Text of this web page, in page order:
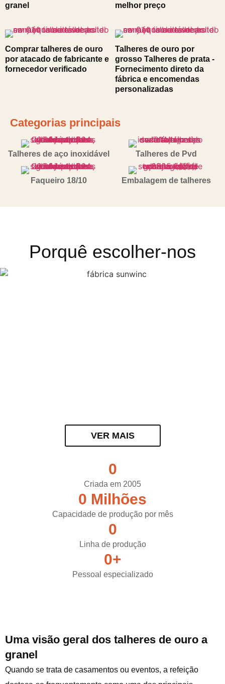
granel melhor preço
Comprar talheres de ouro
por atacado de fabricante e
fornecedor verificado
Talheres de ouro por
grosso Talheres de prata -
Fornecimento direto da
fábrica e encomendas
personalizadas
Categorias principais
Talheres de aço inoxidável Talheres de Pvd
Faqueiro 18/10 Embalagem de talheres
Porquê escolher-nos
VER MAIS
Criada em 2005
0
Capacidade de produção por mês
0 Milhões
Linha de produção
0
Pessoal especializado
0+
Uma visão geral dos talheres de ouro a
granel
Quando se trata de casamentos ou eventos, a refeição